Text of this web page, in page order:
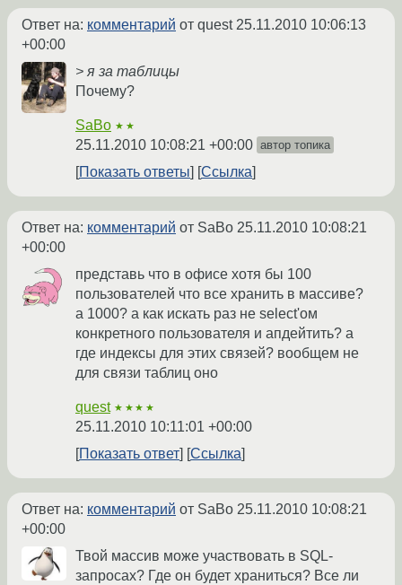
Ответ на: комментарий от quest 25.11.2010 10:06:13
+00:00
> я за таблицы
Почему?
SaBo ★★
25.11.2010 10:08:21 +00:00 автор топика
Показать ответы Ссылка
Ответ на: комментарий от SaBo 25.11.2010 10:08:21
+00:00
представь что в офисе хотя бы 100
пользователей что все хранить в массиве?
а 1000? а как искать раз не select'ом
конкретного пользователя и апдейтить? а
где индексы для этих связей? вообщем не
для связи таблиц оно
quest ★★★★
25.11.2010 10:11:01 +00:00
Показать ответ
Ссылка
Ответ на: комментарий от SaBo 25.11.2010 10:08:21
+00:00
Твой массив може участвовать в SQL-
запросах? Где он будет храниться? Все ли